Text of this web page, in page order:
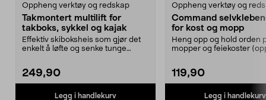
Oppheng verktøy og redskap
Takmontert multilift for
takboks, sykkel og kajak
Effektiv skiboksheis som gjør det
enkelt å løfte og senke tunge
249,90
Legg i handlekurv
Oppheng verktøy og
Command
for kost og mopp
Heng opp og hold orden
mopper og feiekoster
119,90
Legg i handlekurv